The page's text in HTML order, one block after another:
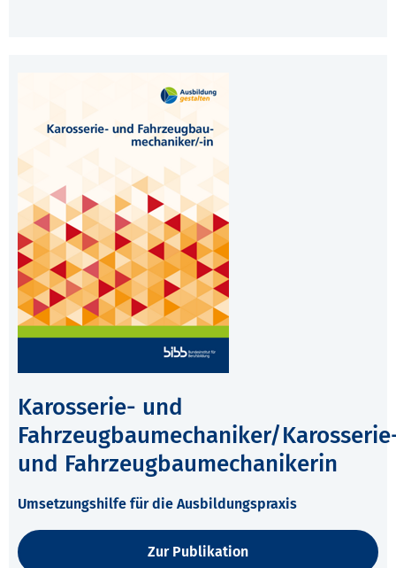
Karosserie- und
Fahrzeugbaumechaniker/
und Fahrzeugbaumechanikerin
Umsetzungshilfe für die Ausbildungspraxis
Zur Publikation